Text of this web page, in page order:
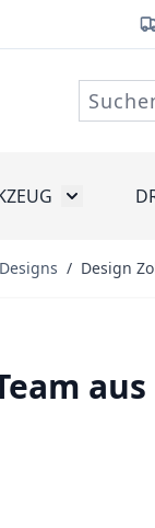
for Toggle
Designs / Design